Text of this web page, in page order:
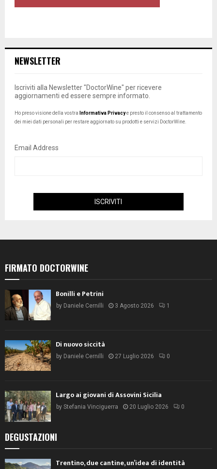
NEWSLETTER
Iscriviti alla Newsletter "DoctorWine" per ricevere
aggiornamenti ed essere sempre informato.
Ho preso visione della vostra Informativa Privacye presto il consenso al trattamento
dei miei dati personali per restare aggiornato su prodotti e servizi DoctorWine.
Email Address
FIRMATO DOCTORWINE
Bonilli e Petrini
by Daniele Cernilli 3 Agosto 2026 1
Di nuovo siccità
by Daniele Cernilli 27 Luglio 2026 0
Largo ai giovani di Assovini Sicilia
by Stefania Vinciguerra 20 Luglio 2026 0
DEGUSTAZIONI
Trentino, due cantine, un’idea di identità